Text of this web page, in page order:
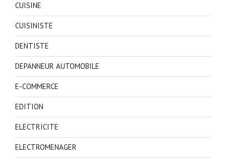
CUISINE
CUISINISTE
DENTISTE
DEPANNEUR AUTOMOBILE
E-COMMERCE
EDITION
ELECTRICITE
ELECTROMENAGER